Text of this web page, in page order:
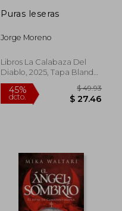
Puras leseras
Jorge Moreno
Libros La Calabaza Del
Diablo, 2025, Tapa Blanda,
Nuevo
45%
dcto.